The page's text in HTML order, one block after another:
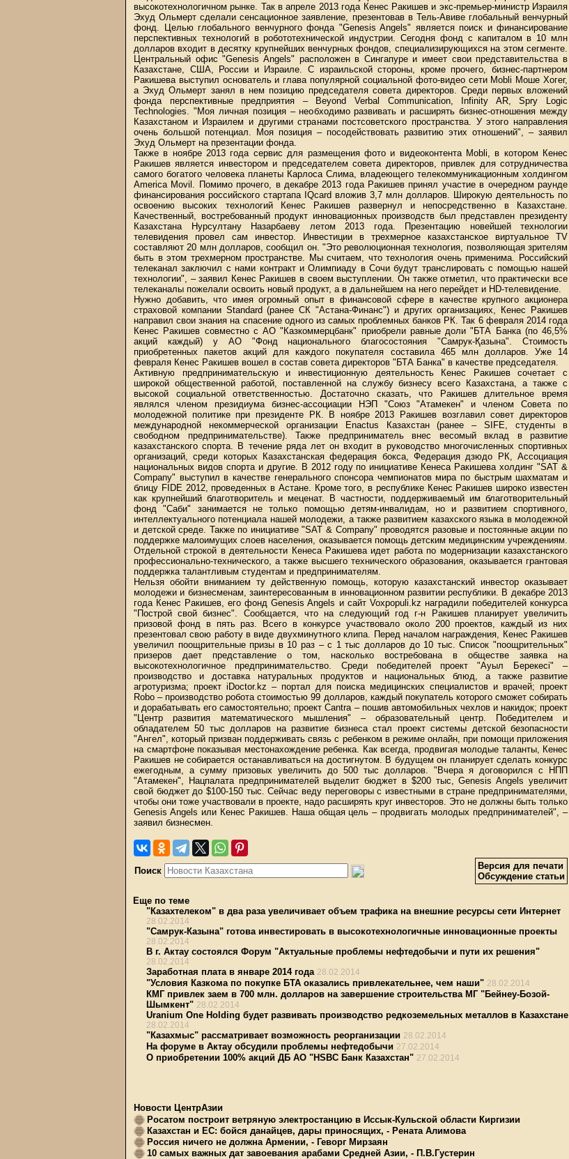
высокотехнологичном рынке. Так в апреле 2013 года Кенес Ракишев и экс-премьер-министр Израиля
Эхуд Ольмерт сделали сенсационное заявление, презентовав в Тель-Авиве глобальный венчурный
фонд. Целью глобального венчурного фонда "Genesis Angels" является поиск и финансирование
перспективных технологий в робототехнической индустрии. Сегодня фонд с капиталом в 10 млн
долларов входит в десятку крупнейших венчурных фондов, специализирующихся на этом сегменте.
Центральный офис "Genesis Angels" расположен в Сингапуре и имеет свои представительства в
Казахстане, США, России и Израиле. С израильской стороны, кроме прочего, бизнес-партнером
Ракишева выступил основатель и глава популярной социальной фото-видео сети Mobli Моше Хогег,
а Эхуд Ольмерт занял в нем позицию председателя совета директоров. Среди первых вложений
фонда перспективные предприятия – Beyond Verbal Communication, Infinity AR, Spry Logic
Technologies. "Моя личная позиция – необходимо развивать и расширять бизнес-отношения между
Казахстаном и Израилем и другими странами постсоветского пространства. У этого направления
очень большой потенциал. Моя позиция – посодействовать развитию этих отношений", – заявил
Эхуд Ольмерт на презентации фонда.
Также в ноябре 2013 года сервис для размещения фото и видеоконтента Mobli, в котором Кенес
Ракишев является инвестором и председателем совета директоров, привлек для сотрудничества
самого богатого человека планеты Карлоса Слима, владеющего телекоммуникационным холдингом
America Movil. Помимо прочего, в декабре 2013 года Ракишев принял участие в очередном раунде
финансирования российского стартапа IQcard вложив 3,7 млн долларов. Широкую деятельность по
освоению высоких технологий Кенес Ракишев развернул и непосредственно в Казахстане.
Качественный, востребованный продукт инновационных производств был представлен президенту
Казахстана Нурсултану Назарбаеву летом 2013 года. Презентацию новейшей технологии
телевидения провел сам инвестор. Инвестиции в трехмерное казахстанское виртуальное TV
составляют 20 млн долларов, сообщил он. "Это революционная технология, позволяющая зрителям
быть в этом трехмерном пространстве. Мы считаем, что технология очень применима. Российский
телеканал заключил с нами контракт и Олимпиаду в Сочи будут транслировать с помощью нашей
технологии", – заявил Кенес Ракишев в своем выступлении. Он также отметил, что практически все
телеканалы пожелали освоить новый продукт, а в дальнейшем на него перейдет и HD-телевидение.
Нужно добавить, что имея огромный опыт в финансовой сфере в качестве крупного акционера
страховой компании Standard (ранее СК "Астана-Финанс") и других организациях, Кенес Ракишев
направил свои знания на спасение одного из самых проблемных банков РК. Так 6 февраля 2014 года
Кенес Ракишев совместно с АО "Казкоммерцбанк" приобрели равные доли "БТА Банка (по 46,5%
акций каждый) у АО "Фонд национального благосостояния "Самрук-Қазына". Стоимость
приобретенных пакетов акций для каждого покупателя составила 465 млн долларов. Уже 14
февраля Кенес Ракишев вошел в состав совета директоров "БТА Банка" в качестве председателя.
Активную предпринимательскую и инвестиционную деятельность Кенес Ракишев сочетает с
широкой общественной работой, поставленной на службу бизнесу всего Казахстана, а также с
высокой социальной ответственностью. Достаточно сказать, что Ракишев длительное время
являлся членом президиума бизнес-ассоциации НЭП "Союз "Атамекен" и членом Совета по
молодежной политике при президенте РК. В ноябре 2013 Ракишев возглавил совет директоров
международной некоммерческой организации Enactus Казахстан (ранее – SIFE, студенты в
свободном предпринимательстве). Также предприниматель внес весомый вклад в развитие
казахстанского спорта. В течение ряда лет он входит в руководство многочисленных спортивных
организаций, среди которых Казахстанская федерация бокса, Федерация дзюдо РК, Ассоциация
национальных видов спорта и другие. В 2012 году по инициативе Кенеса Ракишева холдинг "SAT &
Company" выступил в качестве генерального спонсора чемпионатов мира по быстрым шахматам и
блицу FIDE 2012, проведенных в Астане. Кроме того, в республике Кенес Ракишев широко известен
как крупнейший благотворитель и меценат. В частности, поддерживаемый им благотворительный
фонд "Саби" занимается не только помощью детям-инвалидам, но и развитием спортивного,
интеллектуального потенциала нашей молодежи, а также развитием казахского языка в молодежной
и детской среде. Также по инициативе "SAT & Company" проводятся разовые и постоянные акции по
поддержке малоимущих слоев населения, оказывается помощь детским медицинским учреждениям.
Отдельной строкой в деятельности Кенеса Ракишева идет работа по модернизации казахстанского
профессионально-технического, а также высшего технического образования, оказывается грантовая
поддержка талантливым студентам и предпринимателям.
Нельзя обойти вниманием ту действенную помощь, которую казахстанский инвестор оказывает
молодежи и бизнесменам, заинтересованным в инновационном развитии республики. В декабре 2013
года Кенес Ракишев, его фонд Genesis Angels и сайт Voxpopuli.kz наградили победителей конкурса
"Построй свой бизнес". Сообщается, что на следующий год г-н Ракишев планирует увеличить
призовой фонд в пять раз. Всего в конкурсе участвовало около 200 проектов, каждый из них
презентовал свою работу в виде двухминутного клипа. Перед началом награждения, Кенес Ракишев
увеличил поощрительные призы в 10 раз – с 1 тыс долларов до 10 тыс. Список "поощрительных"
призеров дает представление о том, насколько востребована в обществе заявка на
высокотехнологичное предпринимательство. Среди победителей проект "Ауыл Берекесi" –
производство и доставка натуральных продуктов и национальных блюд, а также развитие
агротуризма; проект iDoctor.kz – портал для поиска медицинских специалистов и врачей; проект
Robo – производство робота стоимостью 99 долларов, каждый покупатель которого сможет собирать
и дорабатывать его самостоятельно; проект Cantra – пошив автомобильных чехлов и накидок; проект
"Центр развития математического мышления" – образовательный центр. Победителем и
обладателем 50 тыс долларов на развитие бизнеса стал проект системы детской безопасности
"Ангел", который призван поддерживать связь с ребенком в режиме онлайн, при помощи приложения
на смартфоне показывая местонахождение ребенка. Как всегда, продвигая молодые таланты, Кенес
Ракишев не собирается останавливаться на достигнутом. В будущем он планирует сделать конкурс
ежегодным, а сумму призовых увеличить до 500 тыс долларов. "Вчера я договорился с НПП
"Атамекен", Нацпалата предпринимателей выделит бюджет в $200 тыс, Genesis Angels увеличит
свой бюджет до $100-150 тыс. Сейчас веду переговоры с известными в стране предпринимателями,
чтобы они тоже участвовали в проекте, надо расширять круг инвесторов. Это не должны быть только
Genesis Angels или Кенес Ракишев. Наша общая цель – продвигать молодых предпринимателей", –
заявил бизнесмен.
Поиск
Версия для печати
Обсуждение статьи
Еще по теме
"Казахтелеком" в два раза увеличивает объем трафика на внешние ресурсы сети Интернет
28.02.2014
"Самрук-Казына" готова инвестировать в высокотехнологичные инновационные проекты
28.02.2014
В г. Актау состоялся Форум "Актуальные проблемы нефтедобычи и пути их решения"
28.02.2014
Заработная плата в январе 2014 года 28.02.2014
"Условия Казкома по покупке БТА оказались привлекательнее, чем наши" 28.02.2014
КМГ привлек заем в 700 млн. долларов на завершение строительства МГ "Бейнеу-Бозой-
Шымкент" 28.02.2014
Uranium One Holding будет развивать производство редкоземельных металлов в Казахстане
28.02.2014
"Казахмыс" рассматривает возможность реорганизации 28.02.2014
На форуме в Актау обсудили проблемы нефтедобычи 27.02.2014
О приобретении 100% акций ДБ АО "HSBC Банк Казахстан" 27.02.2014
Новости ЦентрАзии
Росатом построит ветряную электростанцию в Иссык-Кульской области Киргизии
Казахстан и ЕС: бойся данайцев, дары приносящих, - Рената Алимова
Россия ничего не должна Армении, - Геворг Мирзаян
10 самых важных дат завоевания арабами Средней Азии, - П.В.Густерин